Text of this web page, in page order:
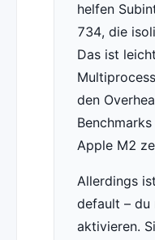
helfen
734, die
Das ist
den
Apple M2
Allerdings
default – du
aktivieren.